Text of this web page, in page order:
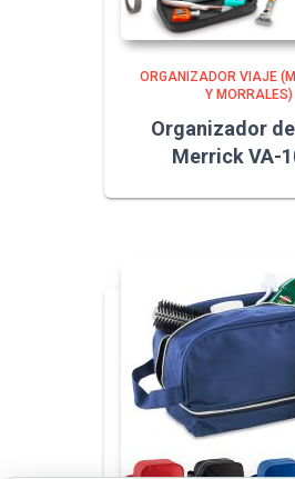
ORGANIZADOR VIAJE
Y MORRALES)
Organizador
Merrick VA-